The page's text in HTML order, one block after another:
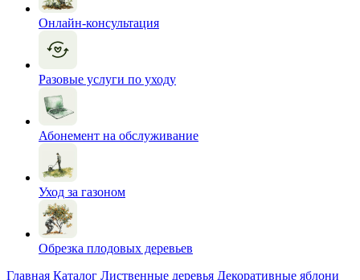
Онлайн-консультация
Разовые услуги по уходу
Абонемент на обслуживание
Уход за газоном
Обрезка плодовых деревьев
Главная Каталог Лиственные деревья Декоративные яблони